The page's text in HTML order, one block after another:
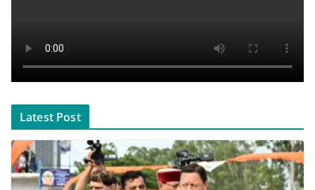
Latest Post